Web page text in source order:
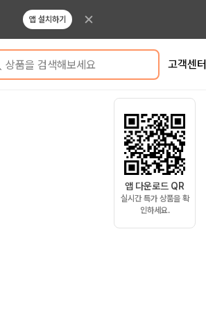
앱 설치하기
상품을 검색해보세요 고객센터
앱 다운로드 QR
실시간 특가 상품을 확
인하세요.